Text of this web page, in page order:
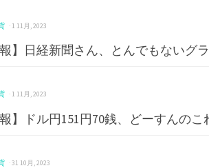
· 1 11月, 2023
報】日経新聞さん、とんでもないグ
· 1 11月, 2023
報】ドル円151円70銭、どーすんのこ
· 31 10月, 2023